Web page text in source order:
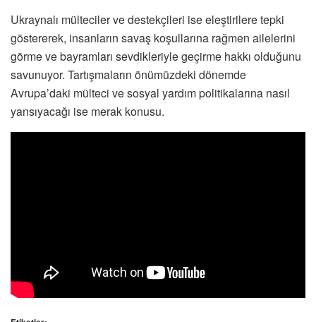
Ukraynalı mülteciler ve destekçileri ise eleştirilere tepki
göstererek, insanların savaş koşullarına rağmen ailelerini
görme ve bayramları sevdikleriyle geçirme hakkı olduğunu
savunuyor. Tartışmaların önümüzdeki dönemde
Avrupa’daki mülteci ve sosyal yardım politikalarına nasıl
yansıyacağı ise merak konusu.